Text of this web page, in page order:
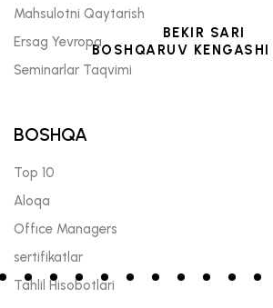
BEKIR SARI
BOSHQARUV
Mahsulotni Qaytarish
Ersag Yevropa
Seminarlar Taqvimi
BOSHQA
Top 10
Aloqa
Offıce Managers
sertifikatlar
Tahlil Hisobotlari